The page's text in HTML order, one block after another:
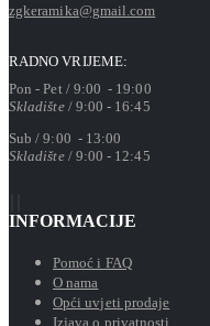
zgkeramika@gmail.com
RADNO VRIJEME:
Pon - Pet / 9:00 - 19:00
Skladište/ 9:00 - 16:45
Sub / 9:00 - 13:00
Skladište/ 9:00 - 12:45
INFORMACIJE
Pomoć i FAQ
O nama
Opći uvjeti prodaje
Izjava o privatnosti